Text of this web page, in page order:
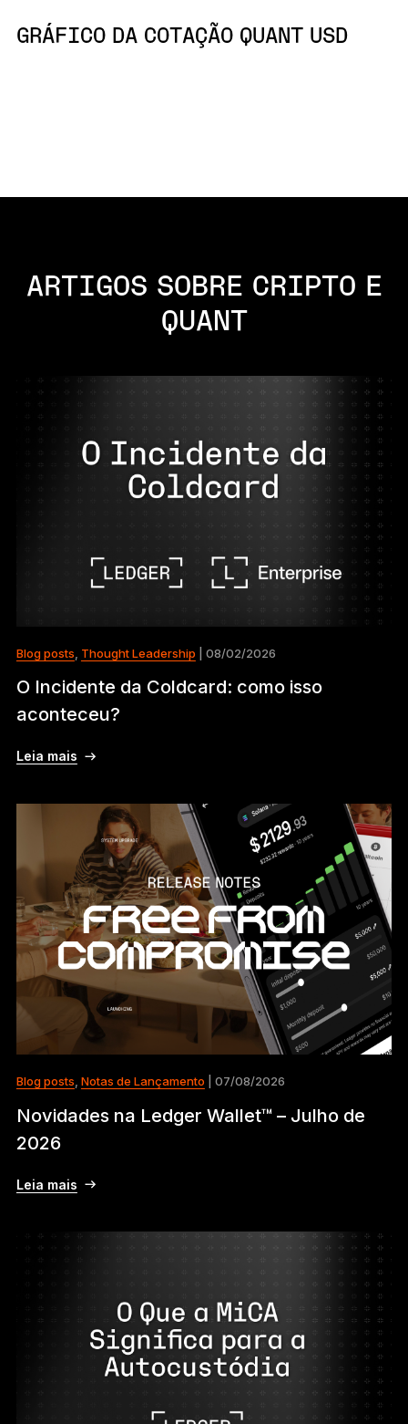
GRÁFICO DA COTAÇÃO QUANT USD
ARTIGOS SOBRE CRIPTO E
QUANT
Blog posts Thought Leadership | 08/02/2026
O Incidente da Coldcard: como isso
aconteceu?
Leia mais
Blog posts Notas de Lançamento | 07/08/2026
Novidades na Ledger Wallet™ – Julho de
2026
Leia mais